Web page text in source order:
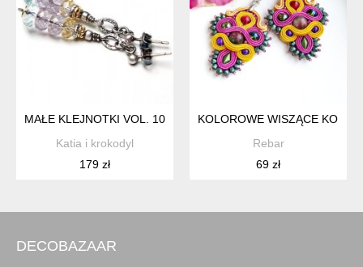
MAŁE KLEJNOTKI VOL. 10 /ROYAL PASTELE/-KOLCZYKI
Katia i krokodyl
179 zł
KOLOROWE WISZĄCE
Rebar
69 zł
DECOBAZAAR